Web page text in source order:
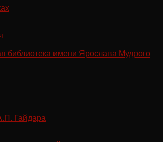
библиотека имени Ярослава Мудрого
Гайдара